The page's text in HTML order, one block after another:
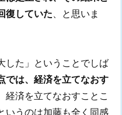
復していた 、と思いま
した」ということでしば
では、経済を立てなおす
経済を立てなおすことこ
いうのは加藤も全く同感